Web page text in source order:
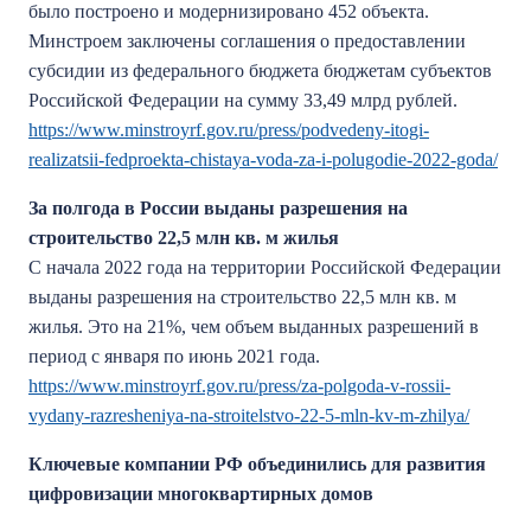
было построено и модернизировано 452 объекта.
Минстроем заключены соглашения о предоставлении
субсидии из федерального бюджета бюджетам субъектов
Российской Федерации на сумму 33,49 млрд рублей.
https://www.minstroyrf.gov.ru/press/podvedeny-itogi-
realizatsii-fedproekta-chistaya-voda-za-i-polugodie-2022-goda/
За полгода в России выданы разрешения на
строительство 22,5 млн кв. м жилья
С начала 2022 года на территории Российской Федерации
выданы разрешения на строительство 22,5 млн кв. м
жилья. Это на 21%, чем объем выданных разрешений в
период с января по июнь 2021 года.
https://www.minstroyrf.gov.ru/press/za-polgoda-v-rossii-
vydany-razresheniya-na-stroitelstvo-22-5-mln-kv-m-zhilya/
Ключевые компании РФ объединились для развития
цифровизации многоквартирных домов